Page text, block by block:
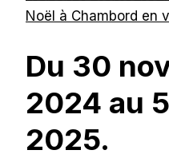
Noël à Chambord en
Du 30
2024 au
2025.